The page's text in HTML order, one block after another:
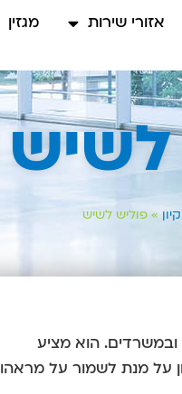
אזורי שירות
מגזין
לשיש
»פוליש לשיש
ובמשרדים. הוא מציע
על מנת לשמור על מראהו